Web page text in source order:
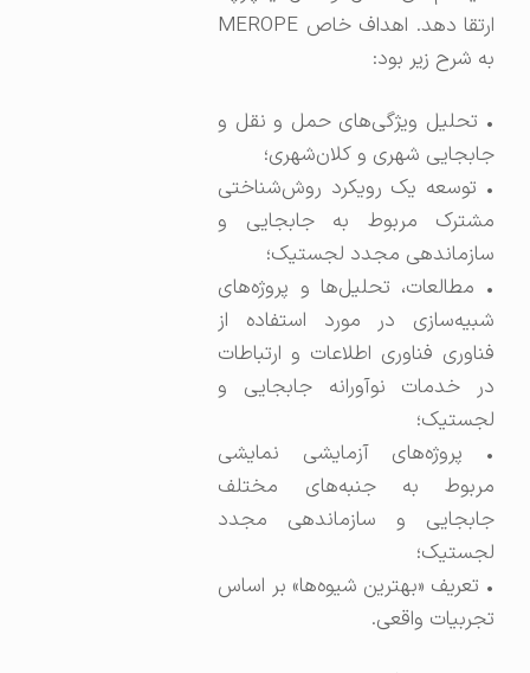
ارتقا دهد. اهداف خاص MEROPE
به شرح زیر بود:
• تحلیل ویژگی‌های حمل و نقل و
جابجایی شهری و کلان‌شهری؛
• توسعه یک رویکرد روش‌شناختی
مشترک مربوط به جابجایی و
سازماندهی مجدد لجستیک؛
• مطالعات، تحلیل‌ها و پروژه‌های
شبیه‌سازی در مورد استفاده از
فناوری فناوری اطلاعات و ارتباطات
در خدمات نوآورانه جابجایی و
لجستیک؛
• پروژه‌های آزمایشی نمایشی
مربوط به جنبه‌های مختلف
جابجایی و سازماندهی مجدد
لجستیک؛
• تعریف «بهترین شیوه‌ها» بر اساس
تجربیات واقعی.